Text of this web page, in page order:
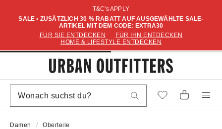
T&C's APPLY
SALE • ZUSÄTZLICH 30 % RABATT AUF AUSGEWÄHLTE SALE-
ARTIKEL MIT DEM CODE: EXTRA30
FÜR SIE ENTDECKEN
FÜR IHN ENTDECKEN
HOME & LIFESTYLE ENTDECKEN
Damen Oberteile